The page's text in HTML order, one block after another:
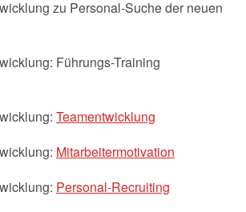
zu Personal-Suche der neuen
Führungs-Training
Teamentwicklung
Mitarbeitermotivation
Personal-Recruiting